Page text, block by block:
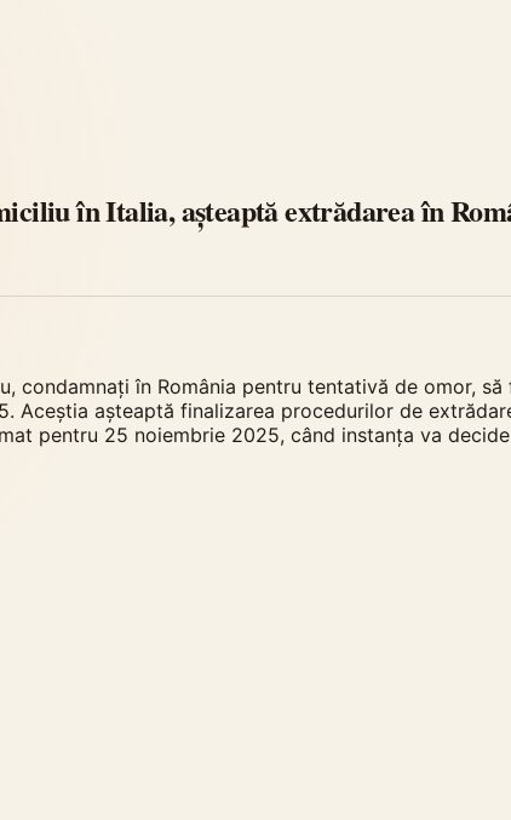
în Italia, așteaptă extrădarea în
condamnați în România pentru tentativă de omor,
Aceștia așteaptă finalizarea procedurilor de
pentru 25 noiembrie 2025, când instanța va